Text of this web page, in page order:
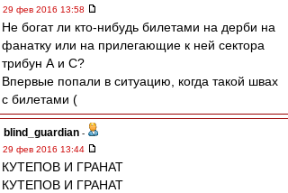
29 фев 2016 13:58
Не богат ли кто-нибудь билетами на дерби на
фанатку или на прилегающие к ней сектора
трибун А и С?
Впервые попали в ситуацию, когда такой швах
с билетами (
blind_guardian -
29 фев 2016 13:44
КУТЕПОВ И ГРАНАТ
КУТЕПОВ И ГРАНАТ